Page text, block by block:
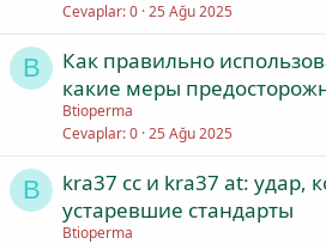
Cevaplar 0 25 Ağu 2025
B
Как правильно
какие меры
Btioperma
Cevaplar 0 25 Ağu 2025
B
kra37 cc и kra37 at: удар,
устаревшие стандарты
Btioperma